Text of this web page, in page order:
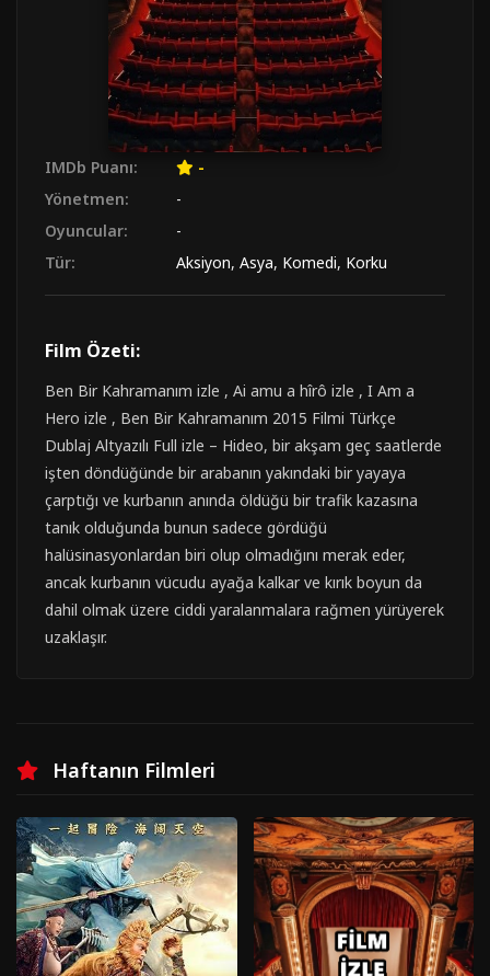
IMDb Puanı:
-
Yönetmen:
-
Oyuncular:
-
Tür:
Aksiyon, Asya, Komedi, Korku
Film Özeti:
Ben Bir Kahramanım izle , Ai amu a hîrô izle , I Am a
Hero izle , Ben Bir Kahramanım 2015 Filmi Türkçe
Dublaj Altyazılı Full izle – Hideo, bir akşam geç saatlerde
işten döndüğünde bir arabanın yakındaki bir yayaya
çarptığı ve kurbanın anında öldüğü bir trafik kazasına
tanık olduğunda bunun sadece gördüğü
halüsinasyonlardan biri olup olmadığını merak eder,
ancak kurbanın vücudu ayağa kalkar ve kırık boyun da
dahil olmak üzere ciddi yaralanmalara rağmen yürüyerek
uzaklaşır.
Haftanın Filmleri